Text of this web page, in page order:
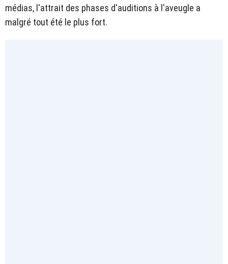
médias, l'attrait des phases d'auditions à l'aveugle a
malgré tout été le plus fort.